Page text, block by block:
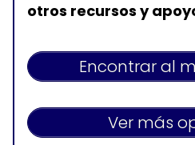
otros recursos y
Encontrar al
Ver más